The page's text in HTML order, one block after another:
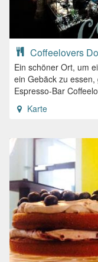
Coffeelovers
Ein schöner Ort, um
ein Gebäck zu
Espresso-Bar
Karte